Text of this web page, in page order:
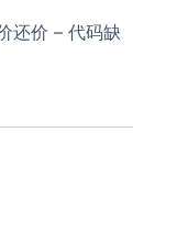
还价 – 代码缺